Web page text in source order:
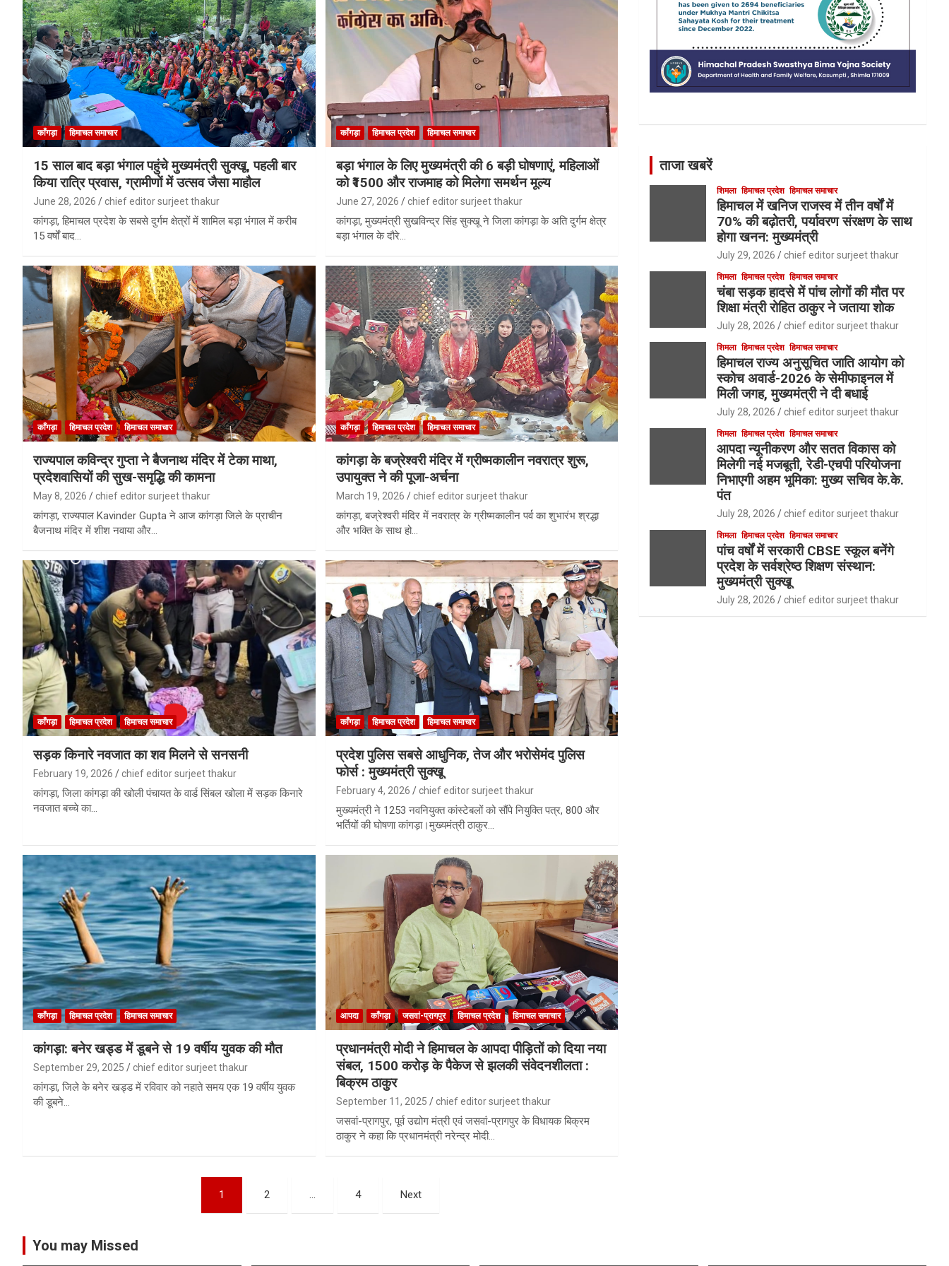
काँगड़ा हिमाचल समाचार
15 साल बाद बड़ा भंगाल पहुंचे मुख्यमंत्री सुक्खू, पहली बार
किया रात्रि प्रवास, ग्रामीणों में उत्सव जैसा माहौल
June 28, 2026 chief editor surjeet thakur
कांगड़ा, हिमाचल प्रदेश के सबसे दुर्गम क्षेत्रों में शामिल बड़ा भंगाल में करीब
15 वर्षों बाद…
काँगड़ा हिमाचल प्रदेश हिमाचल समाचार
बड़ा भंगाल के लिए मुख्यमंत्री की 6 बड़ी घोषणाएं, महिलाओं
को ₹1500 और राजमाह को मिलेगा समर्थन मूल्य
June 27, 2026 chief editor surjeet thakur
कांगड़ा, मुख्यमंत्री सुखविन्द्र सिंह सुक्खू ने जिला कांगड़ा के अति दुर्गम क्षेत्र
बड़ा भंगाल के दौरे…
काँगड़ा हिमाचल प्रदेश हिमाचल समाचार
राज्यपाल कविन्द्र गुप्ता ने बैजनाथ मंदिर में टेका माथा,
प्रदेशवासियों की सुख-समृद्धि की कामना
May 8, 2026 chief editor surjeet thakur
कांगड़ा, राज्यपाल Kavinder Gupta ने आज कांगड़ा जिले के प्राचीन
बैजनाथ मंदिर में शीश नवाया और…
काँगड़ा हिमाचल प्रदेश हिमाचल समाचार
कांगड़ा के बज्रेश्वरी मंदिर में ग्रीष्मकालीन नवरात्र शुरू,
उपायुक्त ने की पूजा-अर्चना
March 19, 2026 chief editor surjeet thakur
कांगड़ा, बज्रेश्वरी मंदिर में नवरात्र के ग्रीष्मकालीन पर्व का शुभारंभ श्रद्धा
और भक्ति के साथ हो…
काँगड़ा हिमाचल प्रदेश हिमाचल समाचार
सड़क किनारे नवजात का शव मिलने से सनसनी
February 19, 2026 chief editor surjeet thakur
कांगड़ा, जिला कांगड़ा की खोली पंचायत के वार्ड सिंबल खोला में सड़क किनारे
नवजात बच्चे का…
काँगड़ा हिमाचल प्रदेश हिमाचल समाचार
प्रदेश पुलिस सबसे आधुनिक, तेज और भरोसेमंद पुलिस
फोर्स : मुख्यमंत्री सुक्खू
February 4, 2026 chief editor surjeet thakur
मुख्यमंत्री ने 1253 नवनियुक्त कांस्टेबलों को सौंपे नियुक्ति पत्र, 800 और
भर्तियों की घोषणा कांगड़ा।मुख्यमंत्री ठाकुर…
काँगड़ा हिमाचल प्रदेश हिमाचल समाचार
कांगड़ा: बनेर खड्ड में डूबने से 19 वर्षीय युवक की मौत
September 29, 2025 chief editor surjeet thakur
कांगड़ा, जिले के बनेर खड्ड में रविवार को नहाते समय एक 19 वर्षीय युवक
की डूबने…
आपदा काँगड़ा जसवां-प्रागपुर हिमाचल प्रदेश हिमाचल समाचार
प्रधानमंत्री मोदी ने हिमाचल के आपदा पीड़ितों को दिया नया
संबल, 1500 करोड़ के पैकेज से झलकी संवेदनशीलता :
बिक्रम ठाकुर
September 11, 2025 chief editor surjeet thakur
जसवां-प्रागपुर, पूर्व उद्योग मंत्री एवं जसवां-प्रागपुर के विधायक बिक्रम
ठाकुर ने कहा कि प्रधानमंत्री नरेन्द्र मोदी…
1 2 … 4 Next
ताजा खबरें
शिमला हिमाचल प्रदेश हिमाचल समाचार
हिमाचल में खनिज राजस्व में तीन वर्षों में
70% की बढ़ोतरी, पर्यावरण संरक्षण के साथ
होगा खनन: मुख्यमंत्री
July 29, 2026 chief editor surjeet thakur
शिमला हिमाचल प्रदेश हिमाचल समाचार
चंबा सड़क हादसे में पांच लोगों की मौत पर
शिक्षा मंत्री रोहित ठाकुर ने जताया शोक
July 28, 2026 chief editor surjeet thakur
शिमला हिमाचल प्रदेश हिमाचल समाचार
हिमाचल राज्य अनुसूचित जाति आयोग को
स्कोच अवार्ड-2026 के सेमीफाइनल में
मिली जगह, मुख्यमंत्री ने दी बधाई
July 28, 2026 chief editor surjeet thakur
शिमला हिमाचल प्रदेश हिमाचल समाचार
आपदा न्यूनीकरण और सतत विकास को
मिलेगी नई मजबूती, रेडी-एचपी परियोजना
निभाएगी अहम भूमिका: मुख्य सचिव के.के.
पंत
July 28, 2026 chief editor surjeet thakur
शिमला हिमाचल प्रदेश हिमाचल समाचार
पांच वर्षों में सरकारी CBSE स्कूल बनेंगे
प्रदेश के सर्वश्रेष्ठ शिक्षण संस्थान:
मुख्यमंत्री सुक्खू
July 28, 2026 chief editor surjeet thakur
You may Missed